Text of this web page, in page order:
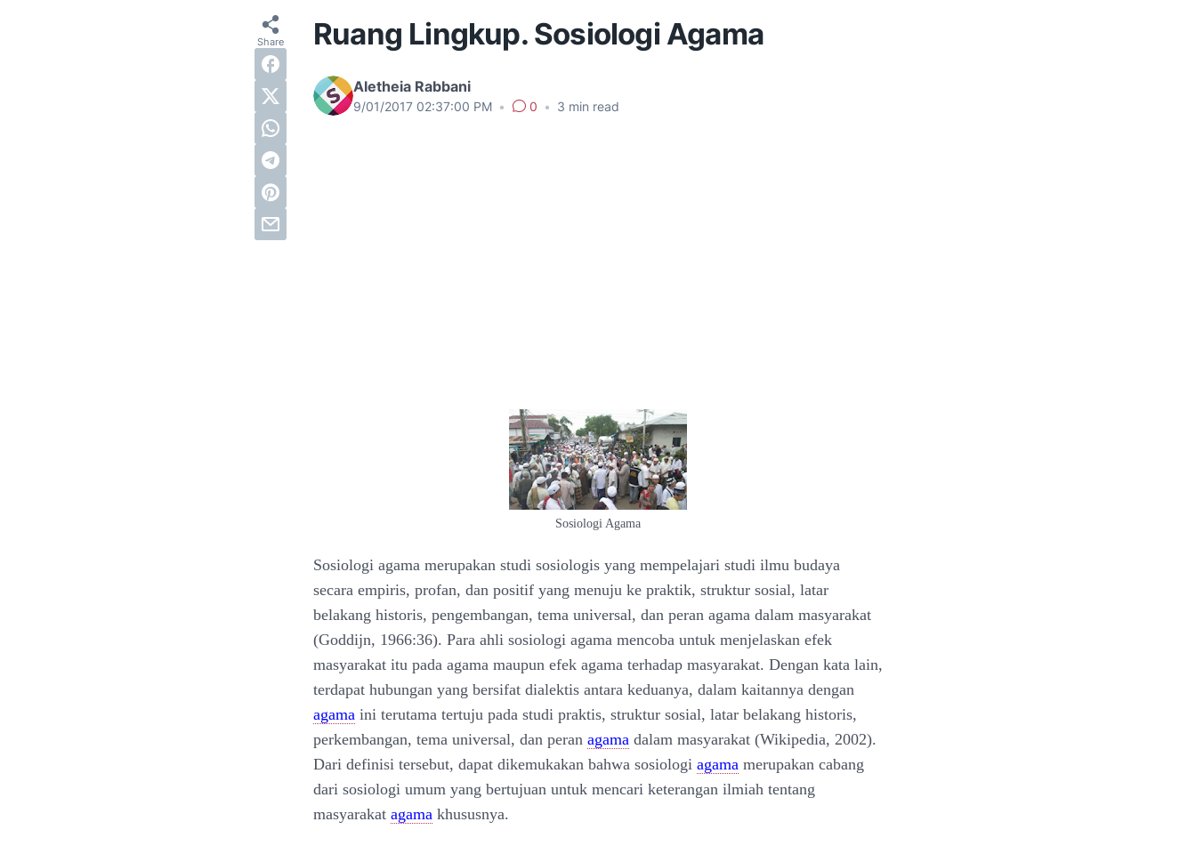
Ruang Lingkup. Sosiologi Agama
Aletheia Rabbani
9/01/2017 02:37:00 PM • 0 • 3 min read
Sosiologi Agama
Sosiologi agama merupakan studi sosiologis yang mempelajari studi ilmu budaya
secara empiris, profan, dan positif yang menuju ke praktik, struktur sosial, latar
belakang historis, pengembangan, tema universal, dan peran agama dalam masyarakat
(Goddijn, 1966:36). Para ahli sosiologi agama mencoba untuk menjelaskan efek
masyarakat itu pada agama maupun efek agama terhadap masyarakat. Dengan kata lain,
terdapat hubungan yang bersifat dialektis antara keduanya, dalam kaitannya dengan
agama ini terutama tertuju pada studi praktis, struktur sosial, latar belakang historis,
perkembangan, tema universal, dan peran agama dalam masyarakat (Wikipedia, 2002).
Dari definisi tersebut, dapat dikemukakan bahwa sosiologi agama merupakan cabang
dari sosiologi umum yang bertujuan untuk mencari keterangan ilmiah tentang
masyarakat agama khususnya.